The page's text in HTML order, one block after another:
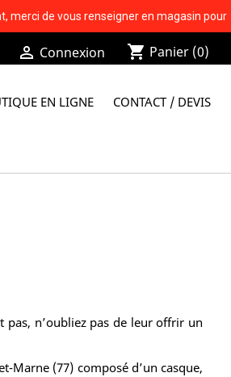
merci de vous renseigner en magasin pour
 Connexion shopping_cart Panier (0)
EN LIGNE CONTACT / DEVIS
pas, n’oubliez pas de leur offrir un
Marne (77) composé d’un casque,